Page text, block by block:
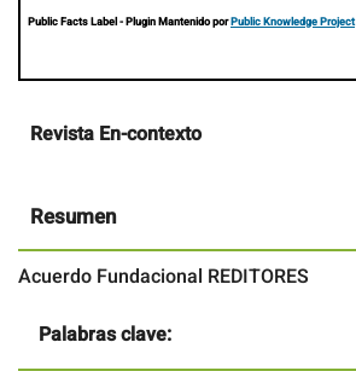
Public Facts Label- Plugin Mantenido porPublic Knowledge Project
Contenido
principal
Revista En-contexto
Resumen
Acuerdo Fundacional REDITORES
Palabras clave: